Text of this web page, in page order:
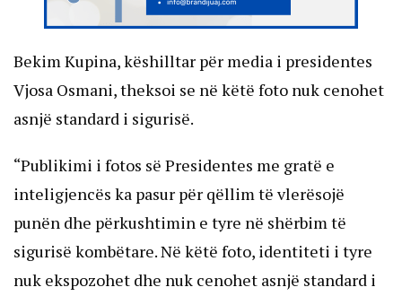
Bekim Kupina, këshilltar për media i presidentes
Vjosa Osmani, theksoi se në këtë foto nuk cenohet
asnjë standard i sigurisë.
“Publikimi i fotos së Presidentes me gratë e
inteligjencës ka pasur për qëllim të vlerësojë
punën dhe përkushtimin e tyre në shërbim të
sigurisë kombëtare. Në këtë foto, identiteti i tyre
nuk ekspozohet dhe nuk cenohet asnjë standard i